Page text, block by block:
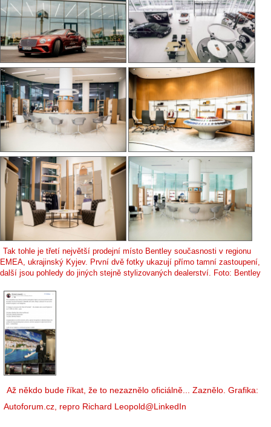
Tak tohle je třetí největší prodejní místo Bentley současnosti v regionu
EMEA, ukrajinský Kyjev. První dvě fotky ukazují přímo tamní zastoupení,
další jsou pohledy do jiných stejně stylizovaných dealerství. Foto: Bentley
Až někdo bude říkat, že to nezaznělo oficiálně... Zaznělo. Grafika:
Autoforum.cz, repro Richard Leopold@LinkedIn